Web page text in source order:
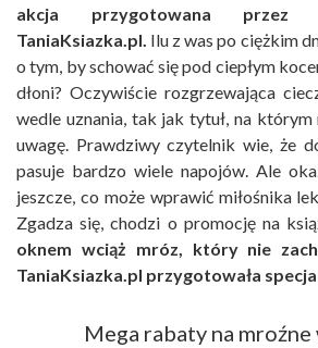
akcja przygotowana przez
TaniaKsiazka.pl. Ilu z was po ciężkim
o tym, by schować się pod ciepłym
dłoni? Oczywiście rozgrzewająca
wedle uznania, tak jak tytuł, na
uwagę. Prawdziwy czytelnik wie, że
pasuje bardzo wiele napojów. Ale
jeszcze, co może wprawić miłośnika
Zgadza się, chodzi o promocję na
oknem wciąż mróz, który nie
TaniaKsiazka.pl przygotowała
Mega rabaty na